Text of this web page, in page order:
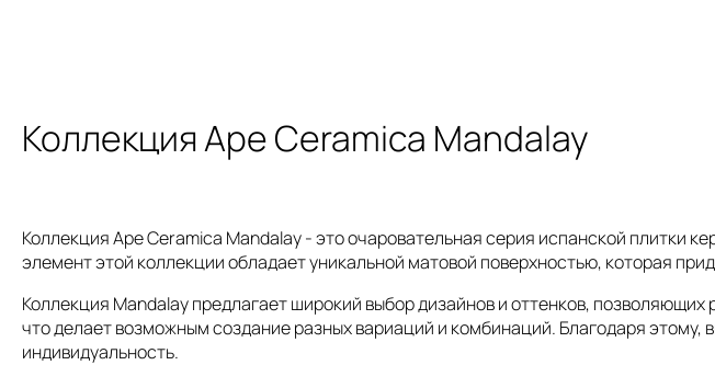
Коллекция Ape Ceramica Mandalay
Коллекция Ape Ceramica Mandalay - это очаровательная серия испанской плитки
элемент этой коллекции обладает уникальной матовой поверхностью, которая
Коллекция Mandalay предлагает широкий выбор дизайнов и оттенков,
что делает возможным создание разных вариаций и комбинаций. Благодаря
индивидуальность.